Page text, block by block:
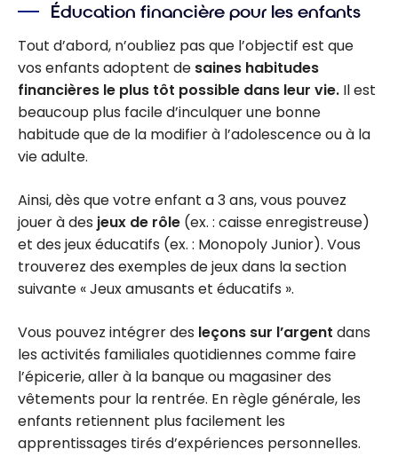
personnelles au
Canada
Éducation financière pour les enfants
Tout d’abord, n’oubliez pas que l’objectif est que
vos enfants adoptent de saines habitudes
financières le plus tôt possible dans leur vie. Il est
beaucoup plus facile d’inculquer une bonne
habitude que de la modifier à l’adolescence ou à la
vie adulte.
Ainsi, dès que votre enfant a 3 ans, vous pouvez
jouer à des jeux de rôle (ex. : caisse enregistreuse)
et des jeux éducatifs (ex. : Monopoly Junior). Vous
trouverez des exemples de jeux dans la section
suivante « Jeux amusants et éducatifs ».
Vous pouvez intégrer des leçons sur l’argent dans
les activités familiales quotidiennes comme faire
l’épicerie, aller à la banque ou magasiner des
vêtements pour la rentrée. En règle générale, les
enfants retiennent plus facilement les
apprentissages tirés d’expériences personnelles.